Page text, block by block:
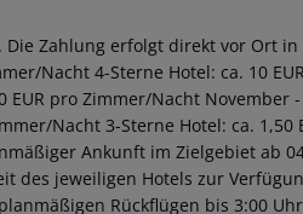
Zahlung erfolgt direkt vor Ort
Nacht 4-Sterne Hotel: ca. 10
EUR pro Zimmer/Nacht November
Nacht 3-Sterne Hotel: ca. 1,50
Ankunft im Zielgebiet ab
des jeweiligen Hotels zur
Rückflügen bis 3:00